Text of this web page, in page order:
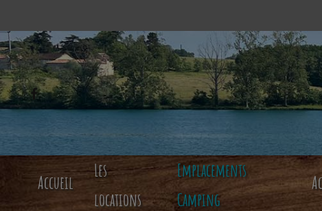
Accueil
Les
locations
Emplacements
Camping